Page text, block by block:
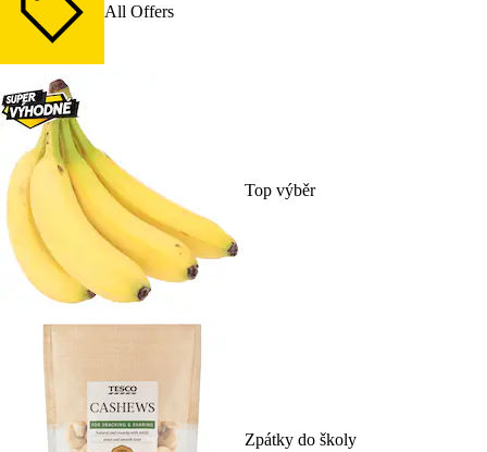
All Offers
Top výběr
Zpátky do školy